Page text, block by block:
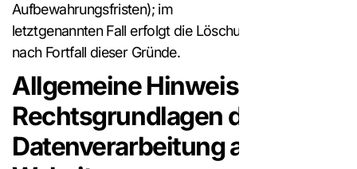
Aufbewahrungsfristen); im
letztgenannten Fall erfolgt die Löschung
nach Fortfall dieser Gründe.
Allgemeine Hinweise zu den
Rechtsgrundlagen der
Datenverarbeitung auf dieser